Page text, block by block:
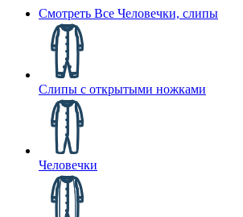
Смотреть Все Человечки, слипы
Слипы с открытыми ножками
Человечки